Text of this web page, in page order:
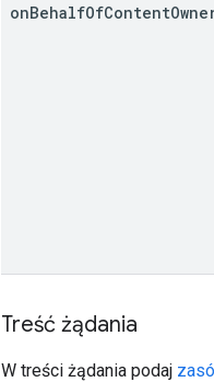
onBehalfOfContent
Treść żądania
W treści żądania podaj